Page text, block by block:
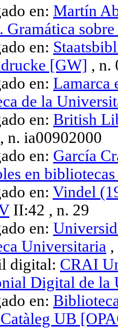
en: Martín
Gramática
en:
[GW] , n.
en: Lamarca
de la
en: British
, n. ia00902000
en: García
en
en: Vindel
II:42 , n. 29
en:
Universitaria
digital: CRAI
Digital de la
en:
UB